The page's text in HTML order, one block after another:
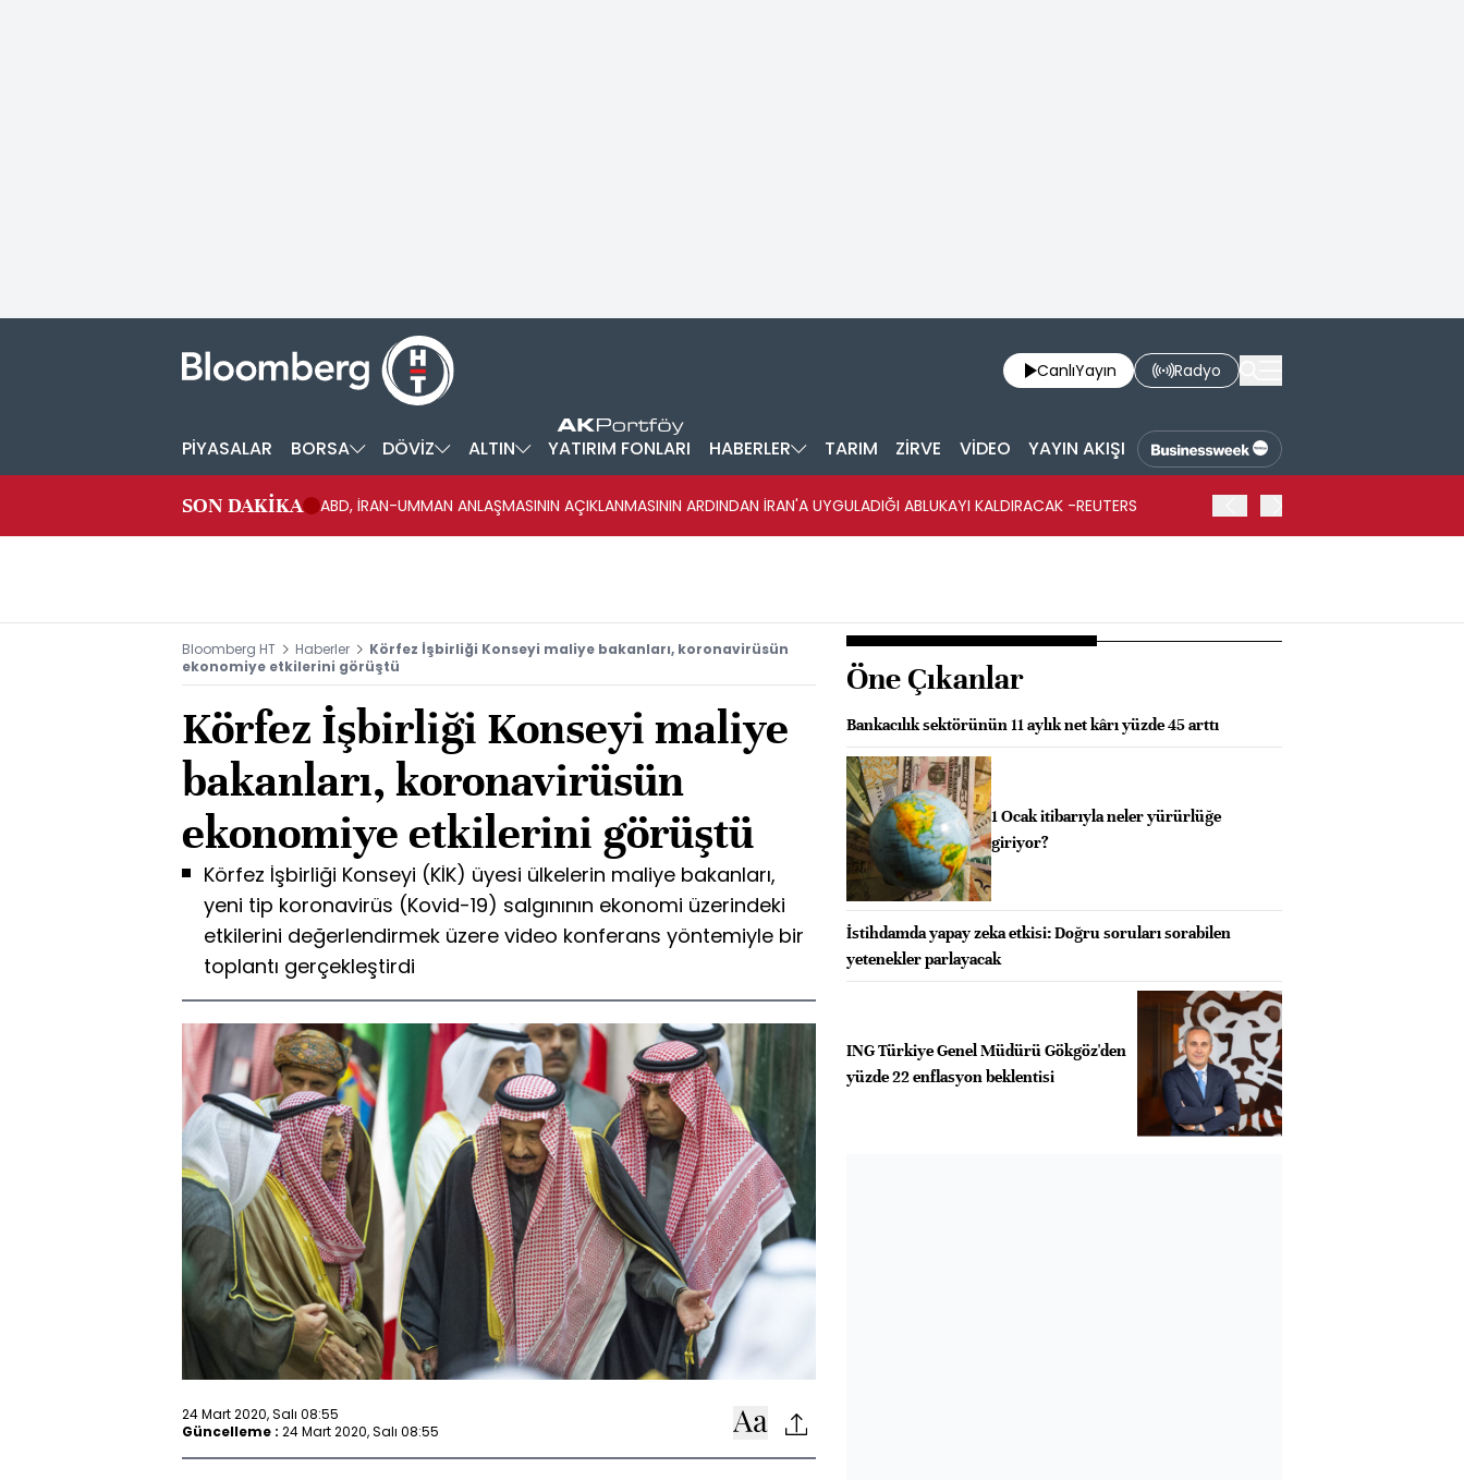
CanlıYayın Radyo
PİYASALAR BORSA DÖVİZ ALTIN YATIRIM FONLARI HABERLER TARIM ZİRVE VİDEO YAYIN AKIŞI
SON DAKİKA ABD, İRAN-UMMAN ANLAŞMASININ AÇIKLANMASININ ARDINDAN İRAN'A UYGULADIĞI ABLUKAYI KALDIRACAK -REUTERS
Bloomberg HT Haberler
Körfez İşbirliği Konseyi maliye bakanları, koronavirüsün
ekonomiye etkilerini görüştü
Körfez İşbirliği Konseyi maliye
bakanları, koronavirüsün
ekonomiye etkilerini görüştü
Körfez İşbirliği Konseyi (KİK) üyesi ülkelerin maliye bakanları,
yeni tip koronavirüs (Kovid-19) salgınının ekonomi üzerindeki
etkilerini değerlendirmek üzere video konferans yöntemiyle bir
toplantı gerçekleştirdi
24 Mart 2020, Salı 08:55
Güncelleme : 24 Mart 2020, Salı 08:55
Öne Çıkanlar
Bankacılık sektörünün 11 aylık net kârı yüzde 45 arttı
1 Ocak itibarıyla neler yürürlüğe
giriyor?
İstihdamda yapay zeka etkisi: Doğru soruları sorabilen
yetenekler parlayacak
ING Türkiye Genel Müdürü Gökgöz'den
yüzde 22 enflasyon beklentisi